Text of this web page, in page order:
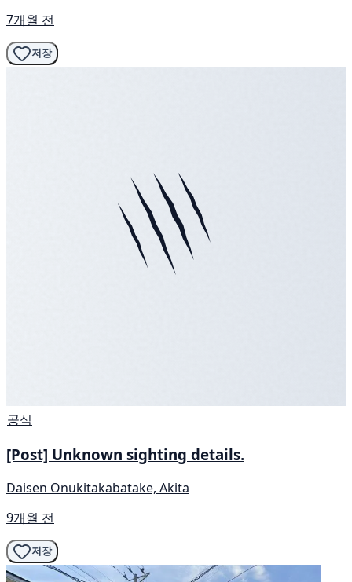
7개월 전
저장
공식
[Post] Unknown sighting details.
Daisen Onukitakabatake, Akita
9개월 전
저장